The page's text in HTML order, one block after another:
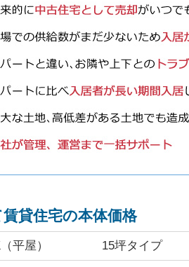
賃貸住宅の本体価格
平屋） 15坪タイプ